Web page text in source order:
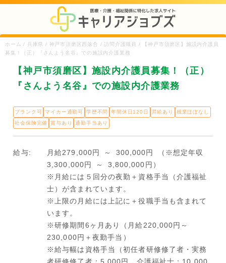
ホーム / 兵庫県 / 神戸市須磨区西落合 / 訪問介護職員 / 【神戸市須磨区】施設内介護員
募集！（正）『さんよう名谷』での施設内介護業務
【神戸市須磨区】施設内介護員募集！（正）
『さんよう名谷』での施設内介護業務
ブランク可 マイカー通勤可 学歴不問 年間休日120日 昇給あり
残業ほぼなし
社会保険完備
賞与あり 通勤手当あり
給与:
月給279,000円 ～ 300,000円 （※想定年収
3,300,000円 ～ 3,800,000円）
※月給には５回分の夜勤＋資格手当（介護福祉
士）が含まれています。
※上限の月給には上記に＋役職手当も含まれて
います。
※研修期間6ヶ月あり（月給220,000円～
230,000円＋夜勤手当）
※給与幅は資格手当（初任者研修修了者・実務